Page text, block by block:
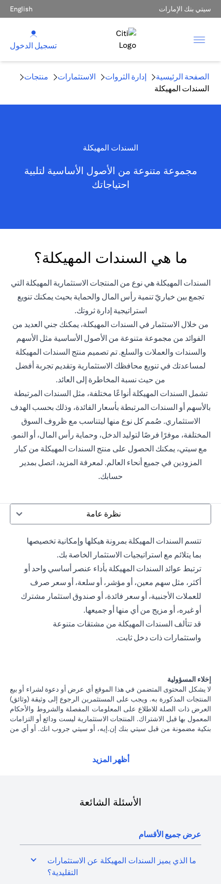
سيتي بنك الإمارات English
تسجيل الدخول
الصفحة الرئيسية إدارة الثروات الاستثمارات
منتجات
السندات المهيكلة
السندات المهيكلة
مجموعة متنوعة من الأصول الأساسية لتلبية
احتياجاتك
ما هي السندات المهيكلة؟
السندات المهيكلة هي نوع من المنتجات الاستثمارية المهيكلة التي
تجمع بين خياريّ تنمية رأس المال والحماية بحيث يمكنك تنويع
استراتيجية إدارة ثروتك.
من خلال الاستثمار في السندات المهيكلة، يمكنك جني العديد من
الفوائد من مجموعة متنوعة من الأصول الأساسية مثل الأسهم
والسندات والعملات والسلع. تم تصميم منتج السندات المهيكلة
لمساعدتك في تنويع محافظك الاستثمارية وتقديم تجربة أفضل
من حيث نسبة المخاطرة إلى العائد.
تشمل السندات المهيكلة أنواعًا مختلفة، مثل السندات المرتبطة
بالأسهم أو السندات المرتبطة بأسعار الفائدة، وذلك بحسب الهدف
الاستثماري. صُمم كل نوع منها ليتناسب مع ظروف السوق
المختلفة، موفرًا فرصًا لتوليد الدخل، وحماية رأس المال، أو النمو.
مع سيتي، يمكنك الحصول على منتج السندات المهيكلة من كبار
المزودين في جميع أنحاء العالم. لمعرفة المزيد، اتصل بمدير
حسابك.
نظرة عامة
تتسم السندات المهيكلة بمرونة هيكلها وإمكانية تخصيصها
بما يتلائم مع استراتيجيات الاستثمار الخاصة بك.
ترتبط عوائد السندات المهيكلة بأداء عنصر أساسي واحد أو
أكثر، مثل سهم معين، أو مؤشر، أو سلعة، أو سعر صرف
للعملات الأجنبية، أو سعر فائدة، أو صندوق استثمار مشترك
أو غيره، أو مزيج من أي منها أو جميعها.
قد تتألف السندات المهيكلة من مشتقات متنوعة
واستثمارات ذات دخل ثابت.
إخلاء المسؤولية
لا يشكل المحتوى المتضمن في هذا الموقع أي عرض أو دعوة لشراء أو بيع
المنتجات المذكورة به. ويجب على المستثمرين الرجوع إلى وثيقة (وثائق)
العرض ذات الصلة للاطلاع على المعلومات المفصلة والشروط والأحكام
المعمول بها قبل الاشتراك. المنتجات الاستثمارية ليست ودائع أو التزامات
بنكية مضمونة من قبل سيتي بنك إن.إيه، أو سيتي جروب انك. أو أي من
فإن منتجات الاستثمار والخزانة تخضع لمخاطر الاستثمار، بما في ذلك
استثمارية و / أو منتجات خزينة مقومة بعملة أجنبية (غير محلية) على دراية
بمخاطر تقلبات أسعار الصرف التي قد تتسبب في خسارة رأس المال عند
بمنتجات الاستثمار والخزينة لشروط وأحكام منتجات الاستثمار والخزينة
الفردية. يدرك العميل أنه يقع على عاتقه السعي للحصول على مشورة
قانونية و / أو ضريبية للوقوف على التبعات القانونية والضريبية لمعاملاته
الاستثمارية. إذا قام العميل بتغيير محل إقامته أو جنسيته أو محل عمله،
فإنه يقع على عاتقه مسؤولية اطلاع نفسه على الآثار التي قد تلحق
أظهر المزيد
الأسئلة الشائعة
عرض جميع الأقسام
ما الذي يميز السندات المهيكلة عن الاستثمارات
التقليدية؟